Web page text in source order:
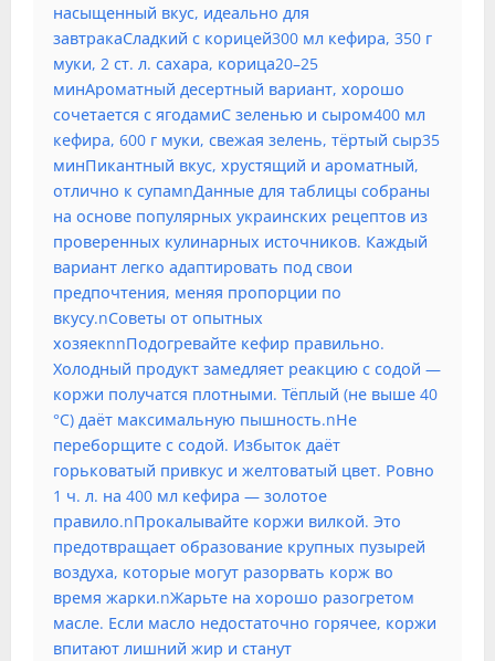
насыщенный вкус, идеально для
завтракаСладкий с корицей300 мл кефира, 350 г
муки, 2 ст. л. сахара, корица20–25
минАроматный десертный вариант, хорошо
сочетается с ягодамиС зеленью и сыром400 мл
кефира, 600 г муки, свежая зелень, тёртый сыр35
минПикантный вкус, хрустящий и ароматный,
отлично к супамnДанные для таблицы собраны
на основе популярных украинских рецептов из
проверенных кулинарных источников. Каждый
вариант легко адаптировать под свои
предпочтения, меняя пропорции по
вкусу.nСоветы от опытных
хозяекnnПодогревайте кефир правильно.
Холодный продукт замедляет реакцию с содой —
коржи получатся плотными. Тёплый (не выше 40
°C) даёт максимальную пышность.nНе
переборщите с содой. Избыток даёт
горьковатый привкус и желтоватый цвет. Ровно
1 ч. л. на 400 мл кефира — золотое
правило.nПрокалывайте коржи вилкой. Это
предотвращает образование крупных пузырей
воздуха, которые могут разорвать корж во
время жарки.nЖарьте на хорошо разогретом
масле. Если масло недостаточно горячее, коржи
впитают лишний жир и станут